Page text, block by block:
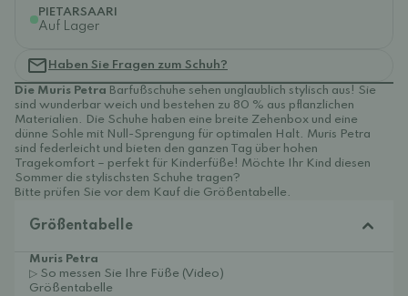
PIETARSAARI
Auf Lager
Haben Sie Fragen zum Schuh?
Die Muris Petra Barfußschuhe sehen unglaublich stylisch aus! Sie
sind wunderbar weich und bestehen zu 80 % aus pflanzlichen
Materialien. Die Schuhe haben eine breite Zehenbox und eine
dünne Sohle mit Null-Sprengung für optimalen Halt. Muris Petra
sind federleicht und bieten den ganzen Tag über hohen
Tragekomfort – perfekt für Kinderfüße! Möchte Ihr Kind diesen
Sommer die stylischsten Schuhe tragen?
Bitte prüfen Sie vor dem Kauf die Größentabelle.
Größentabelle
Muris Petra
▷ So messen Sie Ihre Füße (Video)
Größentabelle